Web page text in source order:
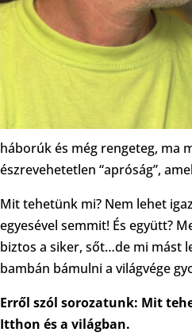
háborúk és még rengeteg, ma
észrevehetetlen “apróság”,
Mit tehetünk mi? Nem lehet
egyesével semmit! És együtt?
biztos a siker, sőt…de mi mást
bambán bámulni a világvége
Erről szól sorozatunk: Mit
Itthon és a világban.